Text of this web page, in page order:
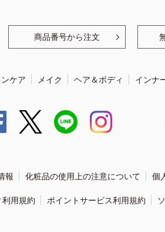
商品番号から注文
ケア メイク ヘア＆ボディ インナ
報 化粧品の使用上の注意について 個
用規約 ポイントサービス利用規約